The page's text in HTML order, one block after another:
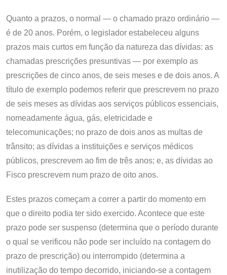
Quanto a prazos, o normal — o chamado prazo ordinário —
é de 20 anos. Porém, o legislador estabeleceu alguns
prazos mais curtos em função da natureza das dívidas: as
chamadas prescrições presuntivas — por exemplo as
prescrições de cinco anos, de seis meses e de dois anos. A
título de exemplo podemos referir que prescrevem no prazo
de seis meses as dívidas aos serviços públicos essenciais,
nomeadamente água, gás, eletricidade e
telecomunicações; no prazo de dois anos as multas de
trânsito; as dívidas a instituições e serviços médicos
públicos, prescrevem ao fim de três anos; e, as dívidas ao
Fisco prescrevem num prazo de oito anos.
Estes prazos começam a correr a partir do momento em
que o direito podia ter sido exercido. Acontece que este
prazo pode ser suspenso (determina que o período durante
o qual se verificou não pode ser incluído na contagem do
prazo de prescrição) ou interrompido (determina a
inutilização do tempo decorrido, iniciando-se a contagem